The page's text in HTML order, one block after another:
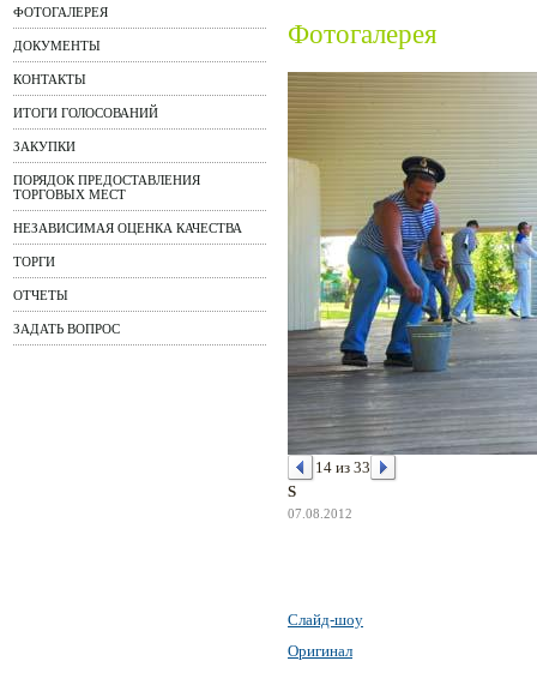
ФОТОГАЛЕРЕЯ
ДОКУМЕНТЫ
КОНТАКТЫ
ИТОГИ ГОЛОСОВАНИЙ
ЗАКУПКИ
ПОРЯДОК ПРЕДОСТАВЛЕНИЯ
ТОРГОВЫХ МЕСТ
НЕЗАВИСИМАЯ ОЦЕНКА КАЧЕСТВА
ТОРГИ
ОТЧЕТЫ
ЗАДАТЬ ВОПРОС
Фотогалерея
14 из 33
S
07.08.2012
Слайд-шоу
Оригинал